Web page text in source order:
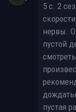
5 с. 2
нервы.
пустой
пустая